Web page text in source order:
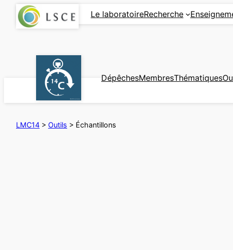
Aller
Le laboratoireRecherche
DépêchesMembresThématiques
LMC14 > Outils > Échantillons